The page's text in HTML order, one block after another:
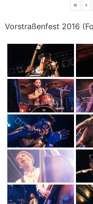
« ‹
Vorstraßenfest 2016